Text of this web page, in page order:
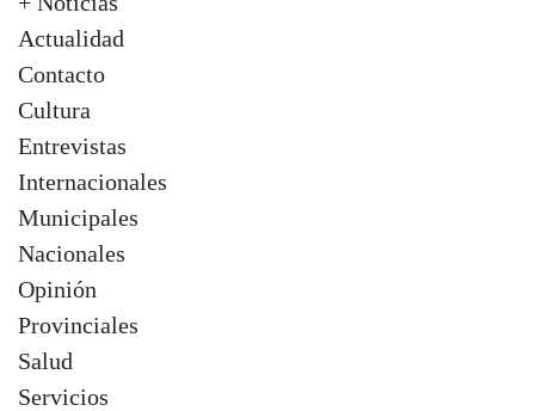
Actualidad
Contacto
Cultura
Entrevistas
Internacionales
Municipales
Nacionales
Opinión
Provinciales
Salud
Servicios